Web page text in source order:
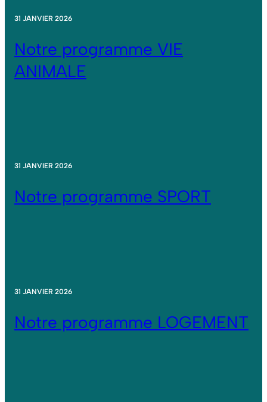
31 JANVIER 2026
Notre programme VIE
ANIMALE
31 JANVIER 2026
Notre programme SPORT
31 JANVIER 2026
Notre programme LOGEMENT